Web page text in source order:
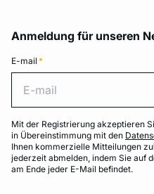
Anmeldung für unseren
E-mail *
Mit der Registrierung akzeptieren
in Übereinstimmung mit den
Ihnen kommerzielle Mitteilungen
jederzeit abmelden, indem Sie auf
am Ende jeder E-Mail befindet.